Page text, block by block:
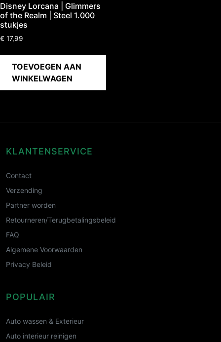
Disney Lorcana | Glimmers
of the Realm | Steel 1.000
stukjes
€ 17,99
TOEVOEGEN AAN
WINKELWAGEN
KLANTENSERVICE
Contact
Verzending
Partner worden
Retourneren/Terugbetalingsbeleid
FAQ
Algemene Voorwaarden
Privacy Beleid
POPULAIR
Auto wassen & Exterieur
Auto interieur reinigen